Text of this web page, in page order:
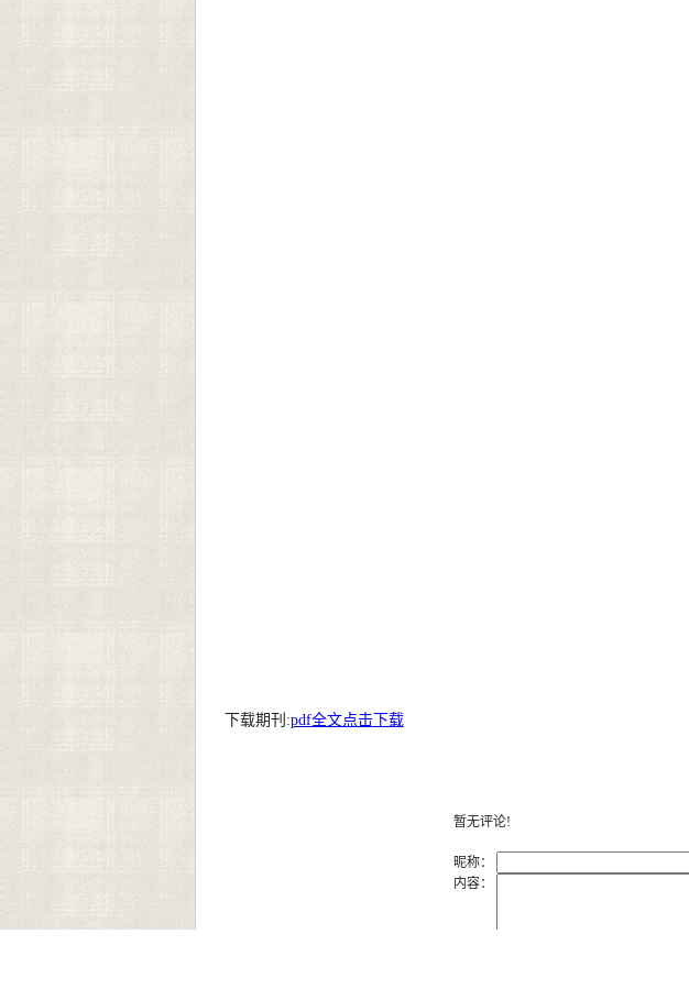
下载期刊:pdf全文点击下载
暂无评论!
昵称：
内容：